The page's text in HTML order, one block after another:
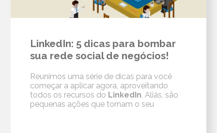
LinkedIn: 5 dicas para bombar
sua rede social de negócios!
Reunimos uma série de dicas para você
começar a aplicar agora, aproveitando
todos os recursos do LinkedIn. Aliás, são
pequenas ações que tornam o seu